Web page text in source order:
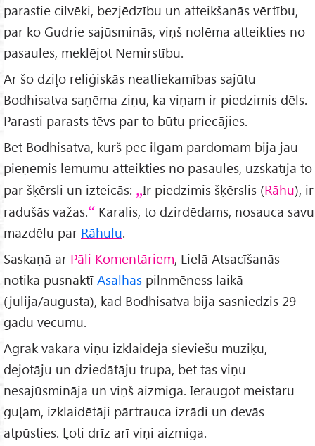
parastie cilvēki, bezjēdzību un atteikšanās vērtību,
par ko Gudrie sajūsminās, viņš nolēma atteikties no
pasaules, meklējot Nemirstību.
Ar šo dziļo reliģiskās neatliekamības sajūtu
Bodhisatva saņēma ziņu, ka viņam ir piedzimis dēls.
Parasti parasts tēvs par to būtu priecājies.
Bet Bodhisatva, kurš pēc ilgām pārdomām bija jau
pieņēmis lēmumu atteikties no pasaules, uzskatīja to
par šķērsli un izteicās:
Ir piedzimis šķērslis (Rāhu), ir
radušās važas.
Karalis, to dzirdēdams, nosauca savu
mazdēlu par Rāhulu.
Saskaņā ar Pāli Komentāriem, Lielā Atsacīšanās
notika pusnaktī Asalhas pilnmēness laikā
(jūlijā/augustā), kad Bodhisatva bija sasniedzis 29
gadu vecumu.
Agrāk vakarā viņu izklaidēja sieviešu mūziķu,
dejotāju un dziedātāju trupa, bet tas viņu
nesajūsmināja un viņš aizmiga. Ieraugot meistaru
guļam, izklaidētāji pārtrauca izrādi un devās
atpūsties. Ļoti drīz arī viņi aizmiga.